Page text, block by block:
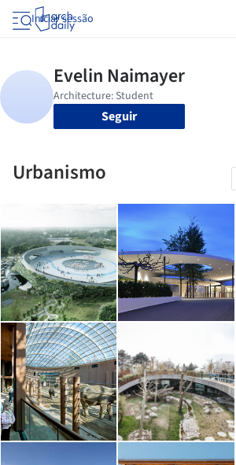
Iniciar sessão
Seguir
Urbanismo